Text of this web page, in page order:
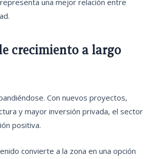
una mejor relación entre
crecimiento a largo
Con nuevos proyectos,
y mayor inversión privada, el sector
positiva.
convierte a la zona en una opción